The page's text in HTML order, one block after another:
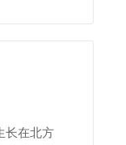
长在北方